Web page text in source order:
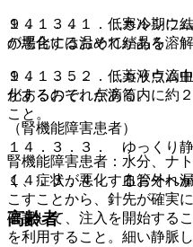
１４．３．１． 寒冷期に
の場合には温めて結晶を溶
１４．３．２． 薬液点滴
があるので、点滴筒内に約
こと。
１４．３．３． ゆっくり静
１４．３．４． 血管外へ
こすことから、針先が確実
確認して、注入を開始する
を利用すること。細い静脈
９．１．４． 低カルシウ
が悪化するおそれがある。
９．１．５． 低カリウム
化するおそれがある。
（腎機能障害患者）
腎機能障害患者：水分、ナ
く、症状が悪化するおそれ
高齢者